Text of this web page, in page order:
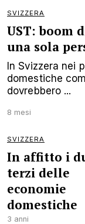
SVIZZERA
UST: boom
una sola
In Svizzera nei
domestiche
dovrebbero ...
8 mesi
SVIZZERA
In affitto i
terzi delle
economie
domestiche
3 anni